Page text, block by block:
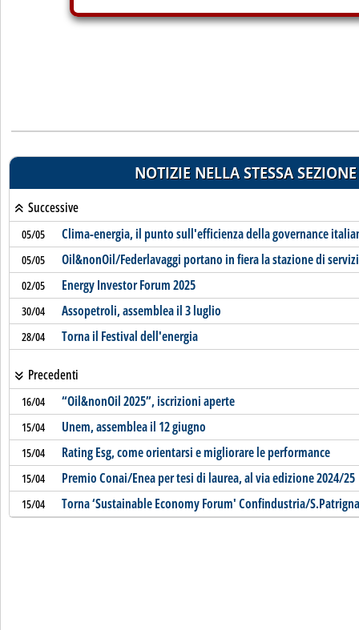
NOTIZIE NELLA STESSA SEZIONE
Successive
05/05 Clima-energia, il punto sull'efficienza della governance
05/05 Oil&nonOil/Federlavaggi portano in fiera la stazione di
02/05 Energy Investor Forum 2025
30/04 Assopetroli, assemblea il 3 luglio
28/04 Torna il Festival dell'energia
Precedenti
16/04 “Oil&nonOil 2025”, iscrizioni aperte
15/04 Unem, assemblea il 12 giugno
15/04 Rating Esg, come orientarsi e migliorare le performance
15/04 Premio Conai/Enea per tesi di laurea, al via edizione 2024/25
15/04 Torna ‘Sustainable Economy Forum' Confindustria/